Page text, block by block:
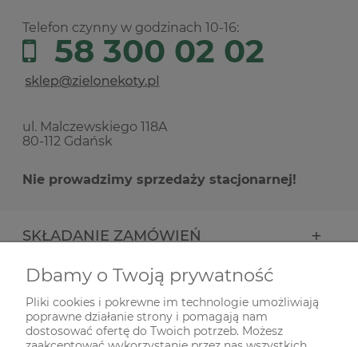
Telefon czynny w godzinach 10-16:
58 300 02 02
ul. Malczewskiego 118A
80-112 Gdańsk
Nie prowadzimy sprzedaży stacjonarnej!
SKŁADANIE ZAMÓWIEŃ
INFORMACJE
ODWIEDŹ NAS NA
Dbamy o Twoją prywatność
Pliki cookies i pokrewne im technologie umożliwiają
poprawne działanie strony i pomagają nam
dostosować ofertę do Twoich potrzeb. Możesz